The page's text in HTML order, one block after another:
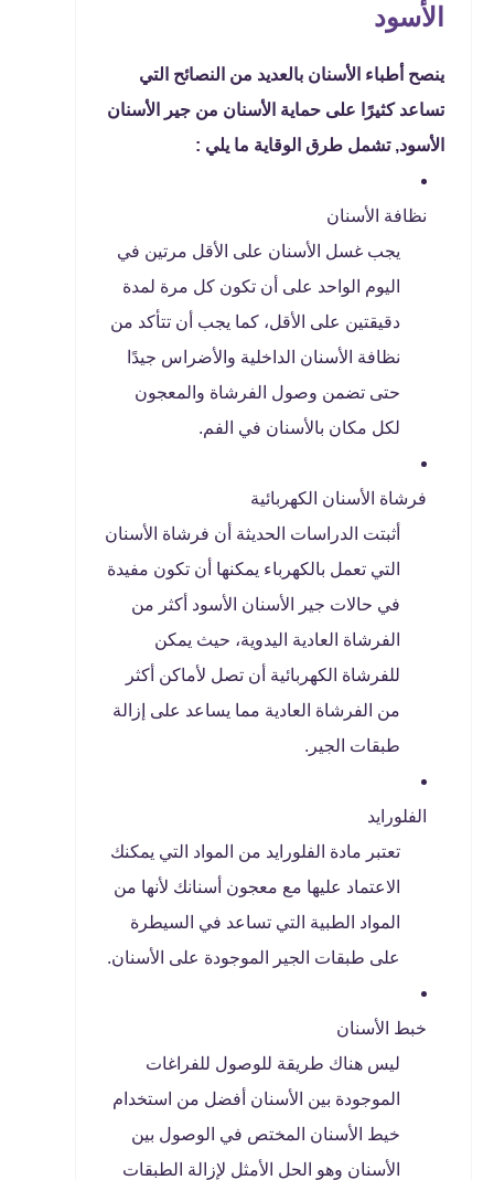
الأسود
ينصح أطباء الأسنان بالعديد من النصائح التي
تساعد كثيرًا على حماية الأسنان من جير الأسنان
الأسود, تشمل طرق الوقاية ما يلي :
نظافة الأسنان
يجب غسل الأسنان على الأقل مرتين في
اليوم الواحد على أن تكون كل مرة لمدة
دقيقتين على الأقل، كما يجب أن تتأكد من
نظافة الأسنان الداخلية والأضراس جيدًا
حتى تضمن وصول الفرشاة والمعجون
لكل مكان بالأسنان في الفم.
فرشاة الأسنان الكهربائية
أثبتت الدراسات الحديثة أن فرشاة الأسنان
التي تعمل بالكهرباء يمكنها أن تكون مفيدة
في حالات جير الأسنان الأسود أكثر من
الفرشاة العادية اليدوية، حيث يمكن
للفرشاة الكهربائية أن تصل لأماكن أكثر
من الفرشاة العادية مما يساعد على إزالة
طبقات الجير.
الفلورايد
تعتبر مادة الفلورايد من المواد التي يمكنك
الاعتماد عليها مع معجون أسنانك لأنها من
المواد الطبية التي تساعد في السيطرة
على طبقات الجير الموجودة على الأسنان.
خبط الأسنان
ليس هناك طريقة للوصول للفراغات
الموجودة بين الأسنان أفضل من استخدام
خيط الأسنان المختص في الوصول بين
الأسنان وهو الحل الأمثل لإزالة الطبقات